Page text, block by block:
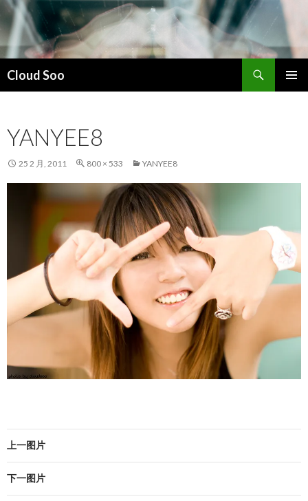
Cloud Soo
索
文
YANYEE8
25 2 月, 2011 800 × 533 YANYEE8
上一图片
下一图片